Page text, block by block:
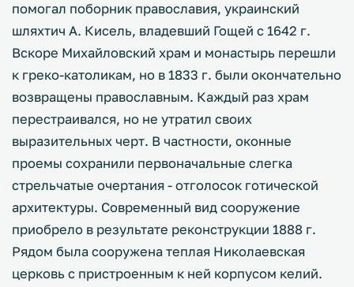
помогал поборник православия, украинский
шляхтич А. Кисель, владевший Гощей с 1642 г.
Вскоре Михайловский храм и монастырь перешли
к греко-католикам, но в 1833 г. были окончательно
возвращены православным. Каждый раз храм
перестраивался, но не утратил своих
выразительных черт. В частности, оконные
проемы сохранили первоначальные слегка
стрельчатые очертания - отголосок готической
архитектуры. Современный вид сооружение
приобрело в результате реконструкции 1888 г.
Рядом была сооружена теплая Николаевская
церковь с пристроенным к ней корпусом келий.